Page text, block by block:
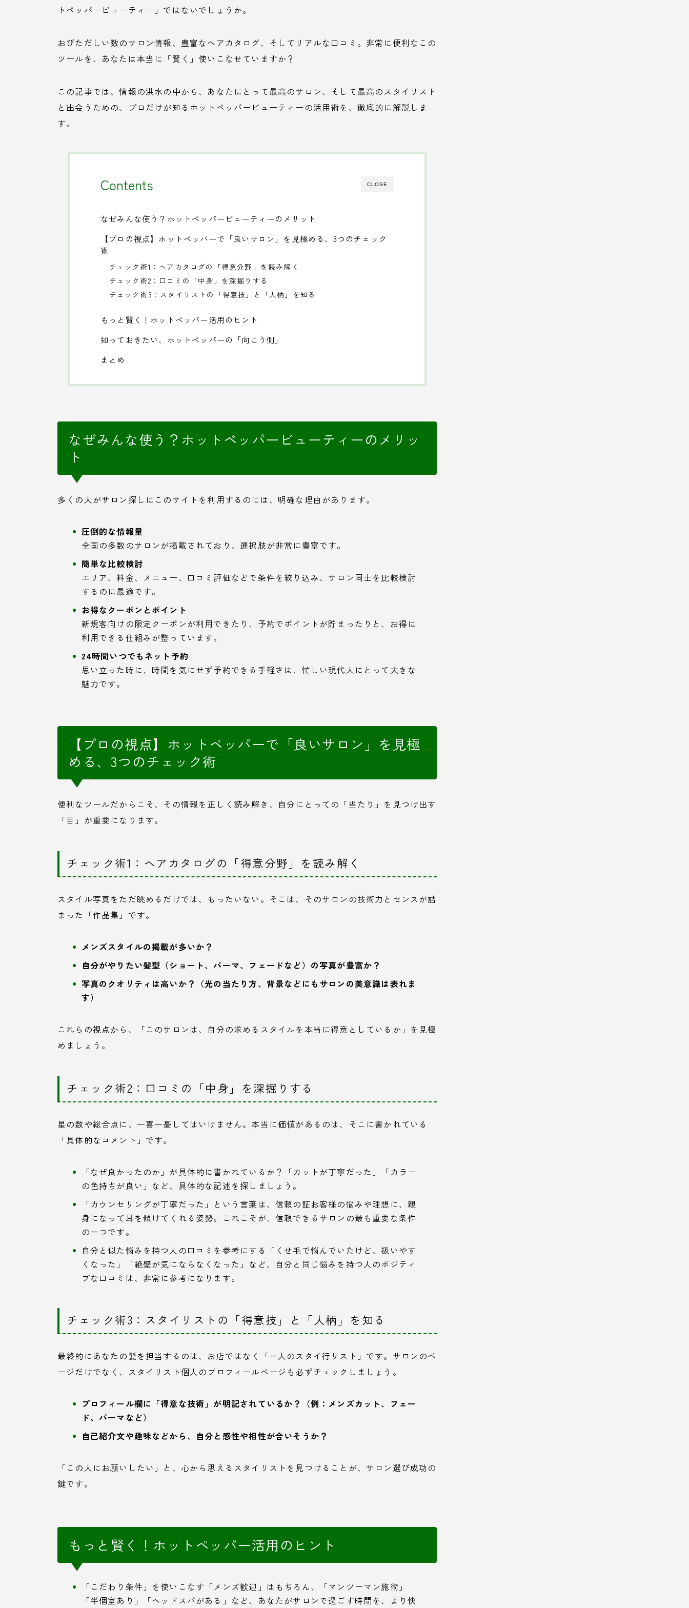
トペッパービューティー」ではないでしょうか。
おびただしい数のサロン情報、豊富なヘアカタログ、そしてリアルな口コミ。非常に便利なこの
ツールを、あなたは本当に「賢く」使いこなせていますか？
この記事では、情報の洪水の中から、あなたにとって最高のサロン、そして最高のスタイリスト
と出会うための、プロだけが知るホットペッパービューティーの活用術を、徹底的に解説しま
す。
CLOSE
Contents
なぜみんな使う？ホットペッパービューティーのメリット
【プロの視点】ホットペッパーで「良いサロン」を見極める、3つのチェック
術
チェック術1：ヘアカタログの「得意分野」を読み解く
チェック術2：口コミの「中身」を深掘りする
チェック術3：スタイリストの「得意技」と「人柄」を知る
もっと賢く！ホットペッパー活用のヒント
知っておきたい、ホットペッパーの「向こう側」
まとめ
なぜみんな使う？ホットペッパービューティーのメリッ
ト
多くの人がサロン探しにこのサイトを利用するのには、明確な理由があります。
圧倒的な情報量
全国の多数のサロンが掲載されており、選択肢が非常に豊富です。
簡単な比較検討
エリア、料金、メニュー、口コミ評価などで条件を絞り込み、サロン同士を比較検討
するのに最適です。
お得なクーポンとポイント
新規客向けの限定クーポンが利用できたり、予約でポイントが貯まったりと、お得に
利用できる仕組みが整っています。
24時間いつでもネット予約
思い立った時に、時間を気にせず予約できる手軽さは、忙しい現代人にとって大きな
魅力です。
【プロの視点】ホットペッパーで「良いサロン」を見極
める、3つのチェック術
便利なツールだからこそ、その情報を正しく読み解き、自分にとっての「当たり」を見つけ出す
「目」が重要になります。
チェック術1：ヘアカタログの「得意分野」を読み解く
スタイル写真をただ眺めるだけでは、もったいない。そこは、そのサロンの技術力とセンスが詰
まった「作品集」です。
メンズスタイルの掲載が多いか？
自分がやりたい髪型（ショート、パーマ、フェードなど）の写真が豊富か？
写真のクオリティは高いか？（光の当たり方、背景などにもサロンの美意識は表れま
す）
これらの視点から、「このサロンは、自分の求めるスタイルを本当に得意としているか」を見極
めましょう。
チェック術2：口コミの「中身」を深掘りする
星の数や総合点に、一喜一憂してはいけません。本当に価値があるのは、そこに書かれている
「具体的なコメント」です。
「なぜ良かったのか」が具体的に書かれているか？「カットが丁寧だった」「カラー
の色持ちが良い」など、具体的な記述を探しましょう。
「カウンセリングが丁寧だった」という言葉は、信頼の証お客様の悩みや理想に、親
身になって耳を傾けてくれる姿勢。これこそが、信頼できるサロンの最も重要な条件
の一つです。
自分と似た悩みを持つ人の口コミを参考にする「くせ毛で悩んでいたけど、扱いやす
くなった」「絶壁が気にならなくなった」など、自分と同じ悩みを持つ人のポジティ
ブな口コミは、非常に参考になります。
チェック術3：スタイリストの「得意技」と「人柄」を知る
最終的にあなたの髪を担当するのは、お店ではなく「一人のスタイ行リスト」です。サロンのペ
ージだけでなく、スタイリスト個人のプロフィールページも必ずチェックしましょう。
プロフィール欄に「得意な技術」が明記されているか？（例：メンズカット、フェー
ド、パーマなど）
自己紹介文や趣味などから、自分と感性や相性が合いそうか？
「この人にお願いしたい」と、心から思えるスタイリストを見つけることが、サロン選び成功の
鍵です。
もっと賢く！ホットペッパー活用のヒント
「こだわり条件」を使いこなす「メンズ歓迎」はもちろん、「マンツーマン施術」
「半個室あり」「ヘッドスパがある」など、あなたがサロンで過ごす時間を、より快